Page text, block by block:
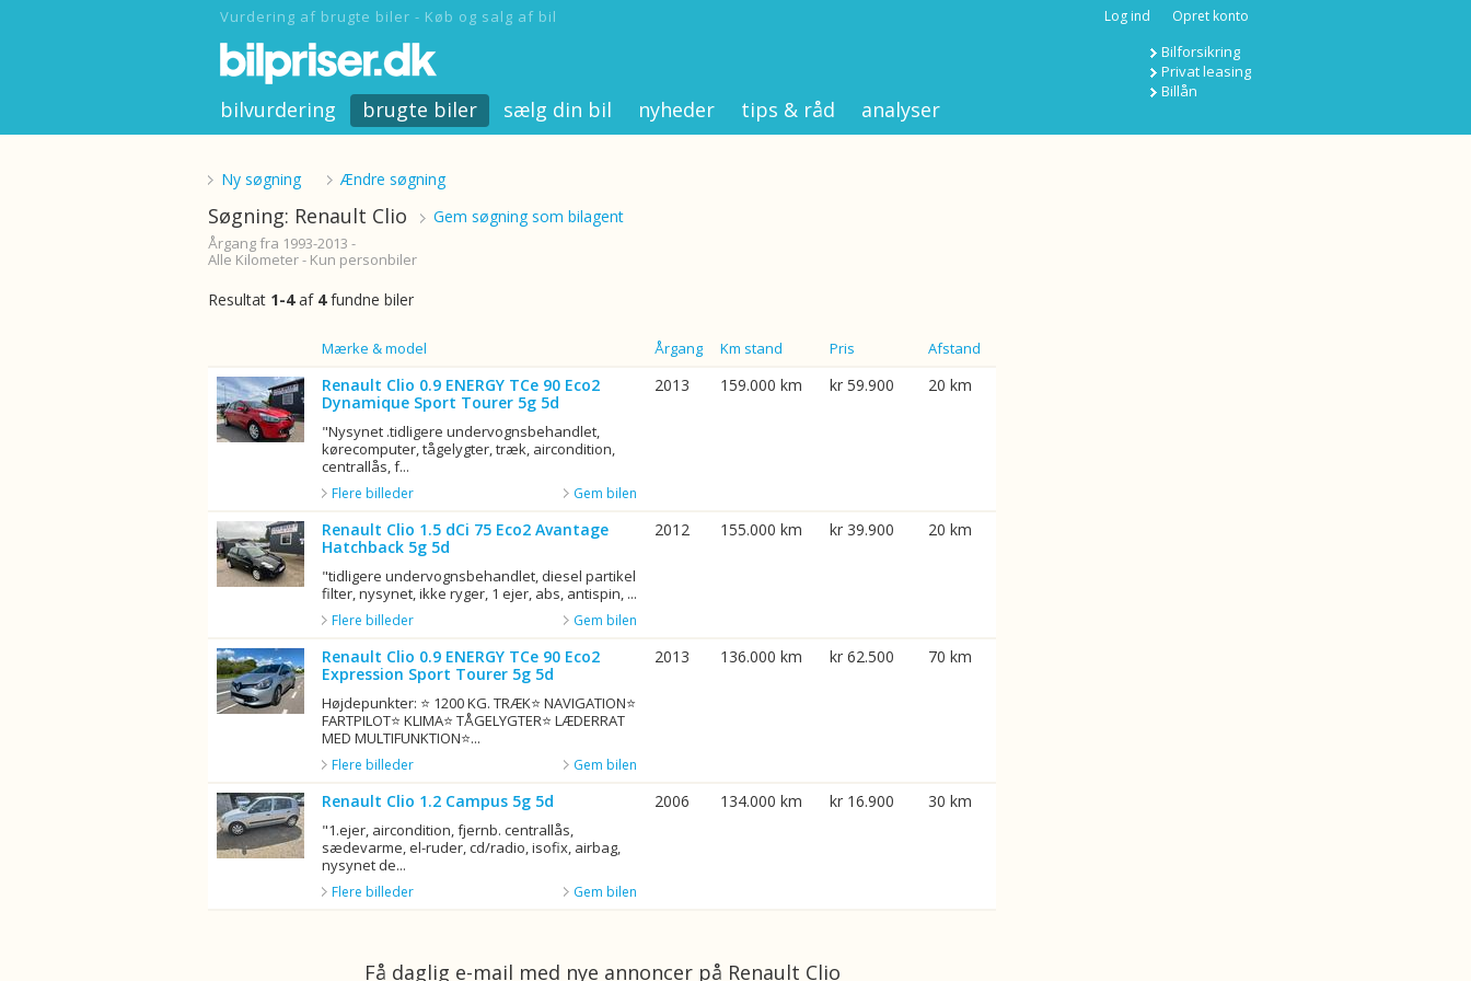
Vurdering af brugte biler - Køb og salg af bil Log ind Opret konto
Bilforsikring
Privat leasing
Billån
bilvurdering brugte biler sælg din bil nyheder tips & råd analyser
Ny søgning Ændre søgning
Søgning: Renault Clio Gem søgning som bilagent
Årgang fra 1993-2013 -
Alle Kilometer - Kun personbiler
Resultat 1-4af 4fundne biler
Mærke & model Årgang Km stand Pris Afstand
Renault Clio 0.9 ENERGY TCe 90 Eco2
Dynamique Sport Tourer 5g 5d
"Nysynet .tidligere undervognsbehandlet,
kørecomputer, tågelygter, træk, aircondition,
centrallås, f...
Gem bilen
Flere billeder
2013 159.000 km kr 59.900 20 km
Renault Clio 1.5 dCi 75 Eco2 Avantage
Hatchback 5g 5d
"tidligere undervognsbehandlet, diesel partikel
filter, nysynet, ikke ryger, 1 ejer, abs, antispin, ...
Gem bilen
Flere billeder
2012 155.000 km kr 39.900 20 km
Renault Clio 0.9 ENERGY TCe 90 Eco2
Expression Sport Tourer 5g 5d
Højdepunkter: ⭐ 1200 KG. TRÆK⭐ NAVIGATION⭐
FARTPILOT⭐ KLIMA⭐ TÅGELYGTER⭐ LÆDERRAT
MED MULTIFUNKTION⭐...
Gem bilen
Flere billeder
2013 136.000 km kr 62.500 70 km
Renault Clio 1.2 Campus 5g 5d
"1.ejer, aircondition, fjernb. centrallås,
sædevarme, el-ruder, cd/radio, isofix, airbag,
nysynet de...
Gem bilen
Flere billeder
2006 134.000 km kr 16.900 30 km
Få daglig e-mail med nye annoncer på Renault Clio